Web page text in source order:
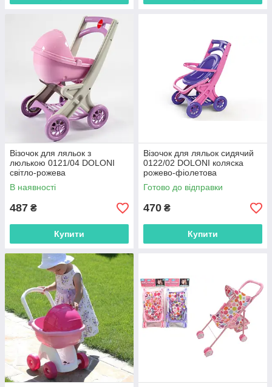
Візочок для ляльок з
люлькою 0121/04 DOLONI
світло-рожева
В наявності
487 ₴
Купити
Візочок для ляльок сидячий
0122/02 DOLONI коляска
рожево-фіолетова
Готово до відправки
470 ₴
Купити